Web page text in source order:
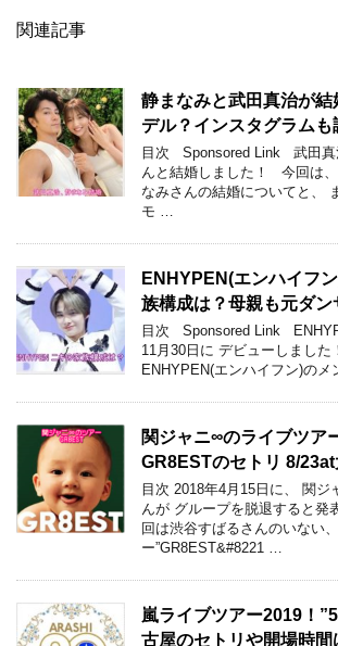
関連記事
静まなみと武田真治が
デル？インスタグラムも
目次 Sponsored Link 武田真
んと結婚しました！ 今回は
なみさんの結婚についてと、
モ …
ENHYPEN(エンハイフ
族構成は？母親も元ダン
目次 Sponsored Link
11月30日に デビューしました
ENHYPEN(エンハイフン)の
関ジャニ∞のライブツア
GR8ESTのセトリ 8/
目次 2018年4月15日に、 関ジ
んが グループを脱退すると
回は渋谷すばるさんのいない
ー”GR8EST&#8221 …
嵐ライブツアー2019！
古屋のセトリや開場時間